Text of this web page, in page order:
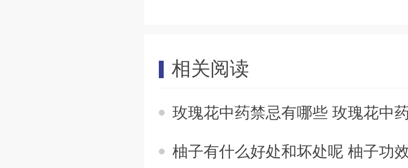
相关阅读
玫瑰花中药禁忌有哪些 玫瑰花中
柚子有什么好处和坏处呢 柚子功